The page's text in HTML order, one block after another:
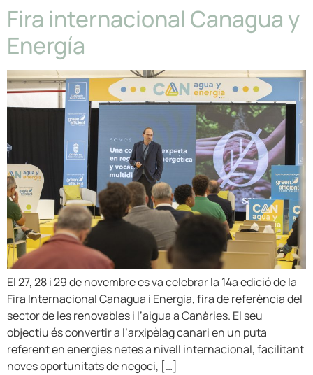
Fira internacional Canagua y
Energía
El 27, 28 i 29 de novembre es va celebrar la 14a edició de la
Fira Internacional Canagua i Energia, fira de referència del
sector de les renovables i l’aigua a Canàries. El seu
objectiu és convertir a l’arxipèlag canari en un puta
referent en energies netes a nivell internacional, facilitant
noves oportunitats de negoci, […]